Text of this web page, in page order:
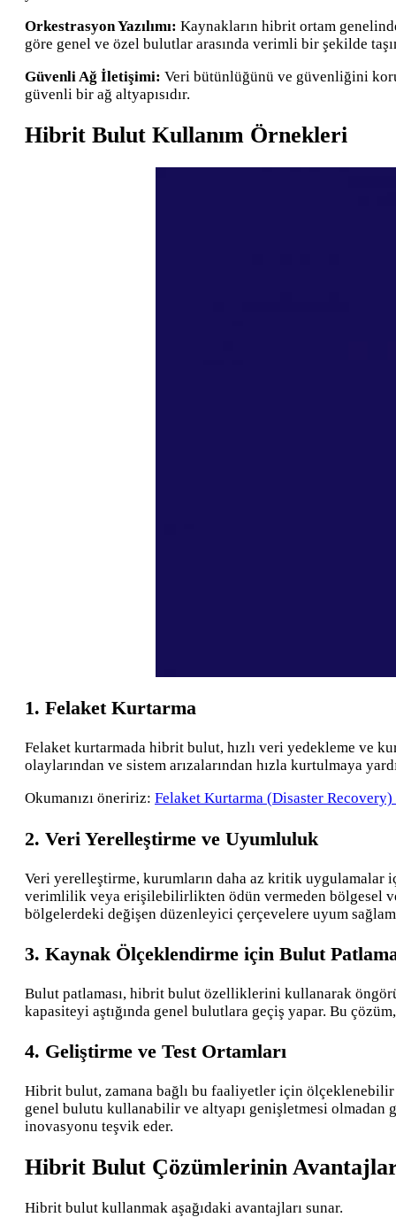
Orkestrasyon Yazılımı: Kaynakların hibrit ortam
göre genel ve özel bulutlar arasında verimli bir şekilde
Güvenli Ağ İletişimi: Veri bütünlüğünü ve güvenliğini
güvenli bir ağ altyapısıdır.
Hibrit Bulut Kullanım Örnekleri
1. Felaket Kurtarma
Felaket kurtarmada hibrit bulut, hızlı veri yedekleme ve
olaylarından ve sistem arızalarından hızla kurtulmaya
Okumanızı öneririz: Felaket Kurtarma (Disaster
2. Veri Yerelleştirme ve Uyumluluk
Veri yerelleştirme, kurumların daha az kritik uygulamalar
verimlilik veya erişilebilirlikten ödün vermeden bölgesel
bölgelerdeki değişen düzenleyici çerçevelere uyum
3. Kaynak Ölçeklendirme için Bulut
Bulut patlaması, hibrit bulut özelliklerini kullanarak
kapasiteyi aştığında genel bulutlara geçiş yapar. Bu
4. Geliştirme ve Test Ortamları
Hibrit bulut, zamana bağlı bu faaliyetler için
genel bulutu kullanabilir ve altyapı genişletmesi
inovasyonu teşvik eder.
Hibrit Bulut Çözümlerinin
Hibrit bulut kullanmak aşağıdaki avantajları sunar.